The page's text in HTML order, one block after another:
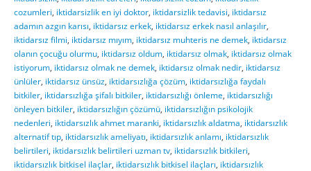
cozumleri, iktidarsizlik en iyi doktor, iktidarsizlik tedavisi, iktidarsız
adamın azgın karısı, iktidarsız erkek, iktidarsız erkek nasıl anlaşılır,
iktidarsız filmi, iktidarsız mıyım, iktidarsız muhteris ne demek, iktidarsız
olanın çocuğu olurmu, iktidarsız oldum, iktidarsız olmak, iktidarsız olmak
istiyorum, iktidarsız olmak ne demek, iktidarsız olmak nedir, iktidarsız
ünlüler, iktidarsız ünsüz, iktidarsızlığa çözüm, iktidarsızlığa faydalı
bitkiler, iktidarsızlığa şifalı bitkiler, iktidarsızlığı önleme, iktidarsızlığı
önleyen bitkiler, iktidarsızlığın çözümü, iktidarsızlığın psikolojik
nedenleri, iktidarsızlık ahmet maranki, iktidarsızlık aldatma, iktidarsızlık
alternatif tıp, iktidarsızlık ameliyatı, iktidarsızlık anlamı, iktidarsızlık
belirtileri, iktidarsızlık belirtileri uzman tv, iktidarsızlık bitkileri,
iktidarsızlık bitkisel ilaçlar, iktidarsızlık bitkisel ilaçları, iktidarsızlık